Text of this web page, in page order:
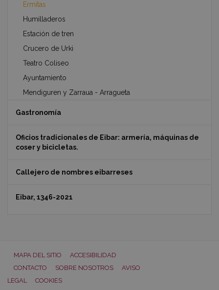
Ermitas
Humilladeros
Estación de tren
Crucero de Urki
Teatro Coliseo
Ayuntamiento
Mendiguren y Zarraua - Arragueta
Gastronomía
Oficios tradicionales de Eibar: armería, máquinas de
coser y bicicletas.
Callejero de nombres eibarreses
Eibar, 1346-2021
MAPA DEL SITIO
ACCESIBILIDAD
CONTACTO
SOBRE NOSOTROS
AVISO
LEGAL
COOKIES